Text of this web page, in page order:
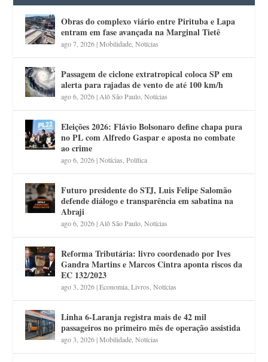
Obras do complexo viário entre Pirituba e Lapa
entram em fase avançada na Marginal Tietê
ago 7, 2026|Mobilidade ,Notícias
Passagem de ciclone extratropical coloca SP em
alerta para rajadas de vento de até 100 km/h
ago 6, 2026| Alô São Paulo ,Notícias
Eleições 2026: Flávio Bolsonaro define chapa pura
no PL com Alfredo Gaspar e aposta no combate
ao crime
ago 6, 2026|Notícias ,Política
Futuro presidente do STJ, Luis Felipe Salomão
defende diálogo e transparência em sabatina na
Abraji
ago 6, 2026| Alô São Paulo ,Notícias
Reforma Tributária: livro coordenado por Ives
Gandra Martins e Marcos Cintra aponta riscos da
EC 132/2023
ago 3, 2026|Economia ,Livros ,Notícias
Linha 6-Laranja registra mais de 42 mil
passageiros no primeiro mês de operação assistida
ago 3, 2026|Mobilidade ,Notícias